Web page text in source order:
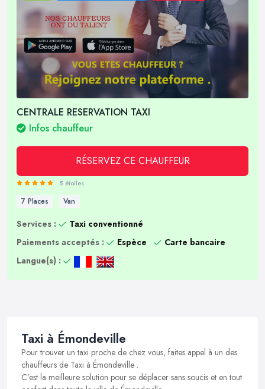
CENTRALE RESERVATION TAXI
Infos chauffeur
RÉSERVEZ CE CHAUFFEUR
5 étoiles
7 Places Van
Services :
Taxi conventionné
Paiements acceptés :
Espèce
Carte bancaire
Langue(s) :
Taxi à Émondeville
Pour trouver un taxi proche de chez vous, faites appel à un des
chauffeurs de Taxi à Émondeville .
C’est la meilleure solution pour se déplacer sans soucis et en tout